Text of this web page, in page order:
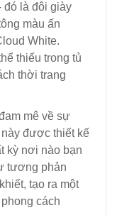
đó là đôi giày
màu ấn
White.
thiếu trong tủ
thời trang
mê về sự
được thiết kế
kỳ nơi nào bạn
tương phản
tạo ra một
cách